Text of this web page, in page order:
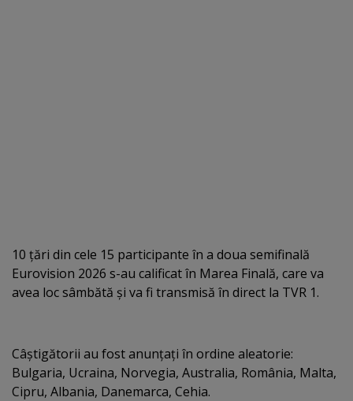
10 ţări din cele 15 participante în a doua semifinală
Eurovision 2026 s-au calificat în Marea Finală, care va
avea loc sâmbătă şi va fi transmisă în direct la TVR 1.
Câştigătorii au fost anunţaţi în ordine aleatorie:
Bulgaria, Ucraina, Norvegia, Australia, România, Malta,
Cipru, Albania, Danemarca, Cehia.